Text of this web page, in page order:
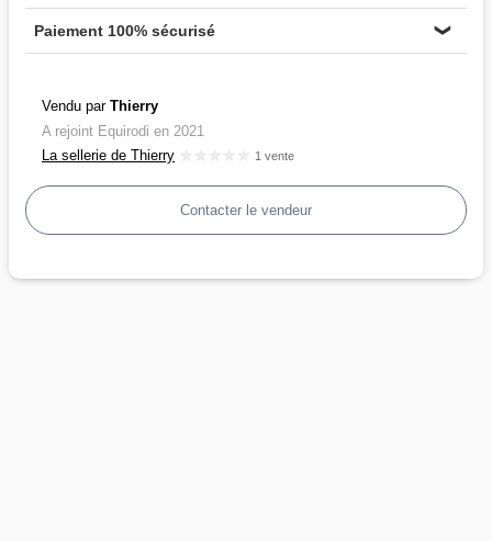
Paiement 100% sécurisé ❯
Vendu par Thierry
A rejoint Equirodi en 2021
La sellerie de Thierry
1 vente
Contacter le vendeur